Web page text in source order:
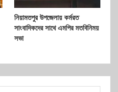
নিয়ামতপুর উপজেলায় কর্মরত
সাংবাদিকদের সাথে এমপির মতবিনিময়
সভা